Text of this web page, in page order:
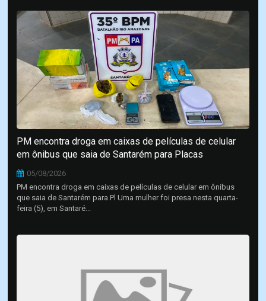
PM encontra droga em caixas de películas de celular
em ônibus que saia de Santarém para Placas
05/08/2026
PM encontra droga em caixas de películas de celular em ônibus
que saia de Santarém para Pl Uma mulher foi presa nesta quarta-
feira (5), em Santaré...